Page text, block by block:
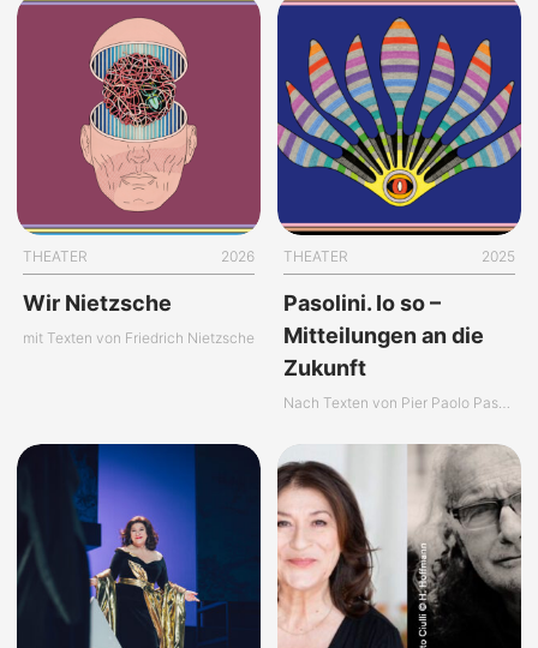
THEATER 2026
Wir Nietzsche
mit Texten von Friedrich Nietzsche
THEATER 2025
Pasolini. Io so –
Mitteilungen an die
Zukunft
Nach Texten von Pier Paolo Pasolini